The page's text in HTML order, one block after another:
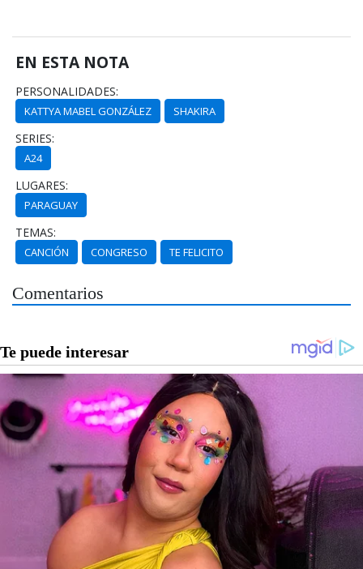
EN ESTA NOTA
PERSONALIDADES:
KATTYA MABEL GONZÁLEZ SHAKIRA
SERIES:
A24
LUGARES:
PARAGUAY
TEMAS:
CANCIÓN CONGRESO TE FELICITO
Comentarios